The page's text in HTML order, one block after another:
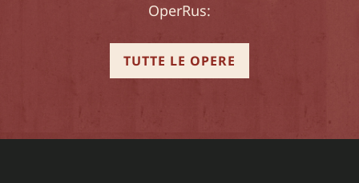
OperRus:
TUTTE LE OPERE